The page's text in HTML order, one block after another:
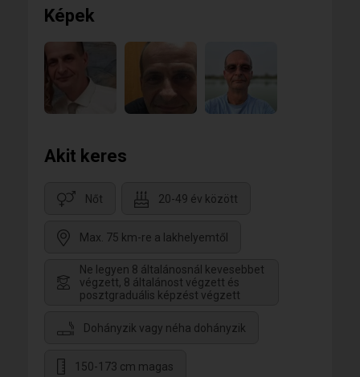
Képek
Akit keres
Nőt 20-49 év között
Max. 75 km-re a lakhelyemtől
Ne legyen 8 általánosnál kevesebbet
végzett, 8 általánost végzett és
posztgraduális képzést végzett
Dohányzik vagy néha dohányzik
150-173 cm magas